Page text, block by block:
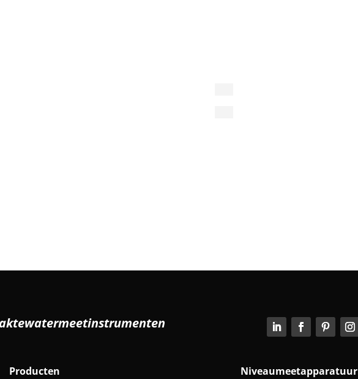
Producten
Niveaumeetapparatuur